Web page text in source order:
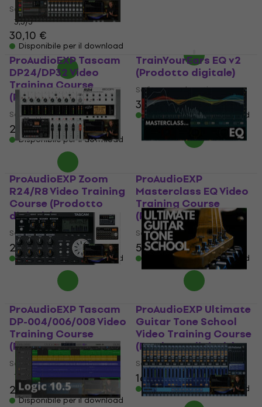
Software educativo
3,5/5
30,10 €
Disponibile per il download
ProAudioEXP Tascam
DP24/DP32 Video
Training Course
(Prodotto digitale)
Software educativo
25,20 €
Disponibile per il download
TrainYourEars EQ v2
(Prodotto digitale)
Software educativo
39 €40 €
Disponibile per il download
ProAudioEXP Zoom
R24/R8 Video Training
Course (Prodotto
digitale)
Software educativo
26,50 €
Disponibile per il download
ProAudioEXP
Masterclass EQ Video
Training Course
(Prodotto digitale)
Software educativo
57,90 €
Disponibile per il download
ProAudioEXP Tascam
DP-004/006/008 Video
Training Course
(Prodotto digitale)
Software educativo
1
26,30 €
Disponibile per il download
ProAudioEXP Ultimate
Guitar Tone School
Video Training Course
(Prodotto digitale)
Software educativo
164 €166 €
Disponibile per il download